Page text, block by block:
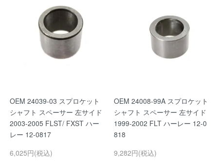
OEM 24039-03 スプロケット
シャフト スペーサー 左サイド
2003-2005 FLST/ FXST ハー
レー 12-0817
6,025円(税込)
OEM 24008-99A スプロケット
シャフト スペーサー 左サイド
1999-2002 FLT ハーレー 12-0
818
9,282円(税込)